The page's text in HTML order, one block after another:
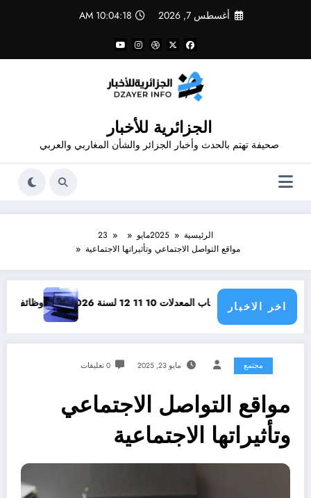
أغسطس 7, 2026 10:04:19 AM
الجزائرية للأخبار
صحيفة تهتم بالحدث وأخبار الجزائر والشأن المغاربي والعربي
الرئيسية 2025مايو
23
مواقع التواصل الاجتماعي وتأثيراتها الاجتماعية
اخر الاخبار
10 11 12 لسنة 2026 وظائف مفتوحة للحاصلين على مستوى 3 ثانوي في الجزائر .. 15 وظيفة مفتوحة لاحصاب مستوى
مجتمع مايو 23, 2025 0 تعليقات
مواقع التواصل الاجتماعي
وتأثيراتها الاجتماعية